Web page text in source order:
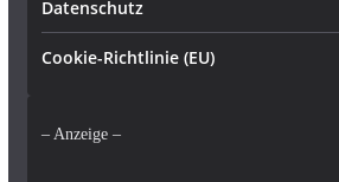
Datenschutz
Cookie-Richtlinie (EU)
– Anzeige –